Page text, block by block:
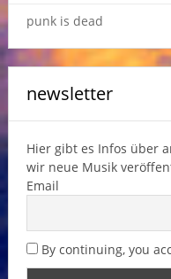
punk is dead
newsletter
Hier gibt es Infos über
wir neue Musik
Email
By continuing, you